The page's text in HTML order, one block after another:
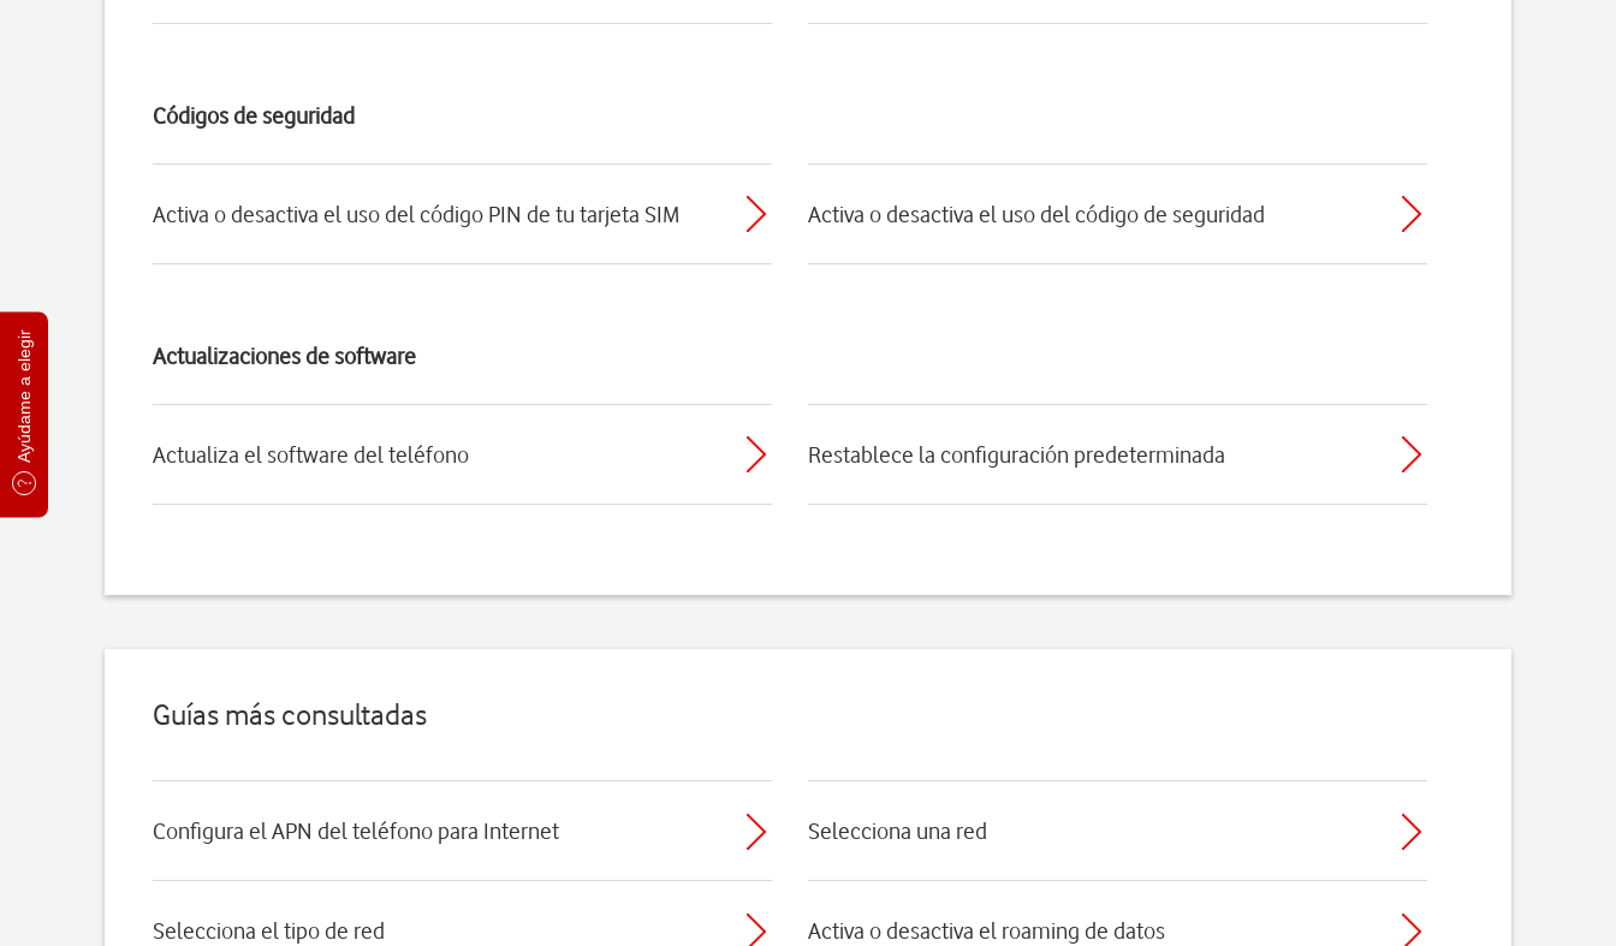
Ayúdame a elegir
Códigos de seguridad
Activa o desactiva el uso del código PIN de tu tarjeta SIM Activa o desactiva el uso del código de seguridad
Actualizaciones de software
Actualiza el software del teléfono Restablece la configuración predeterminada
Guías más consultadas
Configura el APN del teléfono para Internet Selecciona una red
Selecciona el tipo de red Activa o desactiva el roaming de datos